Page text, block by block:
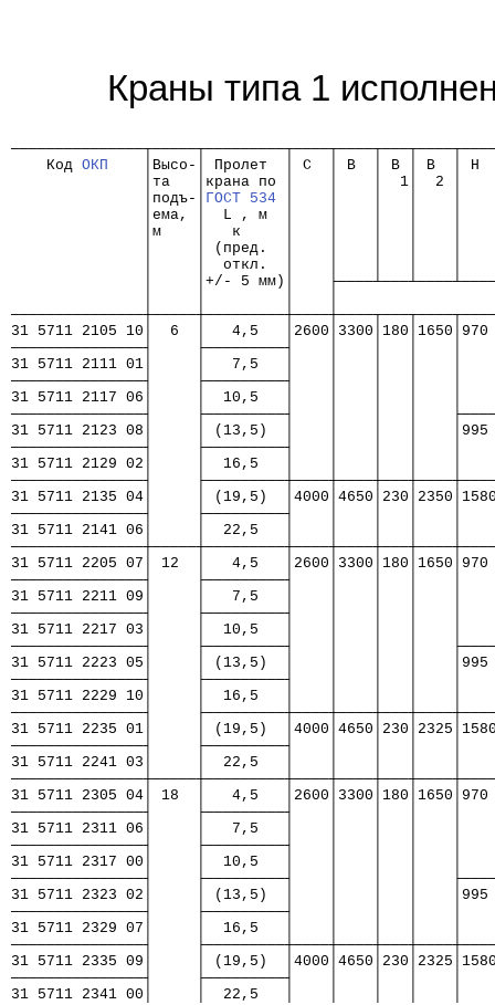
Краны типа 1
    Код
ОКП
│Высо-│ Пролет  │ C  │ B  │ B │ B  │ H
│та   │крана по │    │    │  1│  2 │
               │подъ-│
ГОСТ 534
│ема, │  L , м  │    │    │   │    │
│м    │   к     │    │    │   │    │
│     │ (пред.  │    │    │   │    │
│     │  откл.  │    │    │   │    │
│     │+/- 5 мм)│
31 5711 2105 10│  6  │   4,5
───────────────┤     ├─────────┤    │    │   │    │
31 5711 2111 01│     │   7,5   │    │    │   │    │
───────────────┤     ├─────────┤    │    │   │    │
31 5711 2117 06│     │  10,5   │    │    │   │    │
───────────────┤     ├─────────┤    │    │   │
31 5711 2123 08│     │ (13,5)  │    │    │   │    │995
───────────────┤     ├─────────┤    │    │   │    │
31 5711 2129 02│     │  16,5   │    │    │   │    │
───────────────┤
31 5711 2135 04│     │ (19,5)
───────────────┤     ├─────────┤    │    │   │    │
31 5711 2141 06│     │  22,5   │    │    │   │    │
31 5711 2205 07│ 12  │   4,5
───────────────┤     ├─────────┤    │    │   │    │
31 5711 2211 09│     │   7,5   │    │    │   │    │
───────────────┤     ├─────────┤    │    │   │    │
31 5711 2217 03│     │  10,5   │    │    │   │    │
───────────────┤     ├─────────┤    │    │   │
31 5711 2223 05│     │ (13,5)  │    │    │   │    │995
───────────────┤     ├─────────┤    │    │   │    │
31 5711 2229 10│     │  16,5   │    │    │   │    │
───────────────┤
31 5711 2235 01│     │ (19,5)
───────────────┤     ├─────────┤    │    │   │    │
31 5711 2241 03│     │  22,5   │    │    │   │    │
31 5711 2305 04│ 18  │   4,5
───────────────┤     ├─────────┤    │    │   │    │
31 5711 2311 06│     │   7,5   │    │    │   │    │
───────────────┤     ├─────────┤    │    │   │    │
31 5711 2317 00│     │  10,5   │    │    │   │    │
───────────────┤     ├─────────┤    │    │   │
31 5711 2323 02│     │ (13,5)  │    │    │   │    │995
───────────────┤     ├─────────┤    │    │   │    │
31 5711 2329 07│     │  16,5   │    │    │   │    │
───────────────┤
31 5711 2335 09│     │ (19,5)
───────────────┤     ├─────────┤    │    │   │    │
31 5711 2341 00│     │  22,5   │    │    │   │    │